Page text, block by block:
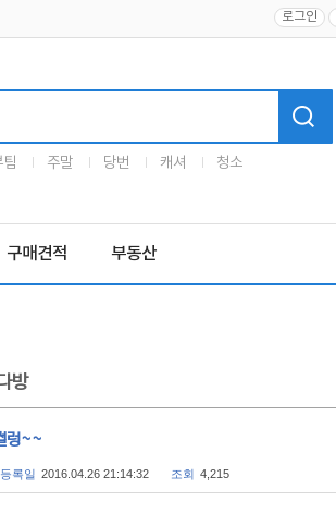
로그인
팀 주말 당번 캐셔 청소
구매견적 부동산
방
렁~~
등록일 2016.04.26 21:14:32 조회 4,215